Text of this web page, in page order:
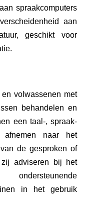
spraakcomputers
aan
geschikt voor
volwassenen met
behandelen en
een taal-, spraak-
afnemen naar het
de gesproken of
adviseren bij het
in het gebruik